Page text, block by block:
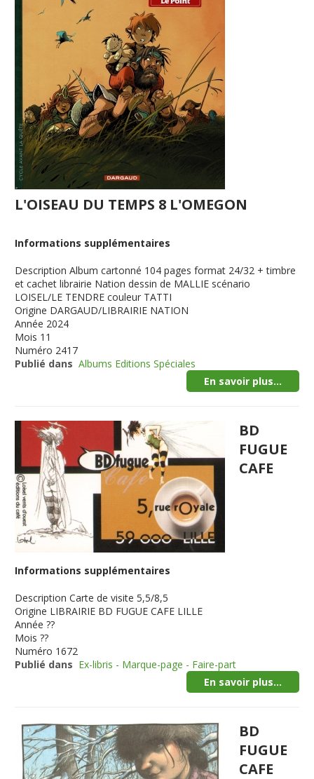
L'OISEAU DU TEMPS 8 L'OMEGON
Informations supplémentaires
Description Album cartonné 104 pages format 24/32 + timbre
et cachet librairie Nation dessin de MALLIE scénario
LOISEL/LE TENDRE couleur TATTI
Origine DARGAUD/LIBRAIRIE NATION
Année 2024
Mois 11
Numéro 2417
Publié dans Albums Editions Spéciales
En savoir plus...
BD
FUGUE
CAFE
Informations supplémentaires
Description Carte de visite 5,5/8,5
Origine LIBRAIRIE BD FUGUE CAFE LILLE
Année ??
Mois ??
Numéro 1672
Publié dans Ex-libris - Marque-page - Faire-part
En savoir plus...
BD
FUGUE
CAFE